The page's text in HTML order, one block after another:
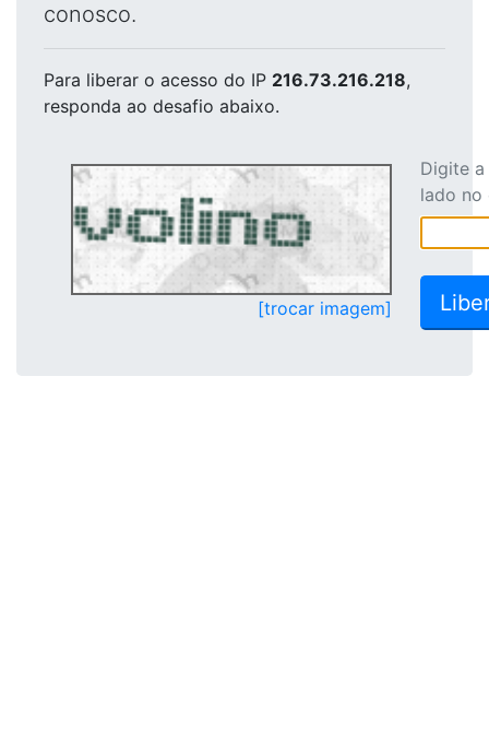
conosco.
Para liberar o acesso do IP 216.73.216.218,
responda ao desafio abaixo.
[trocar imagem]
Digite
lado no